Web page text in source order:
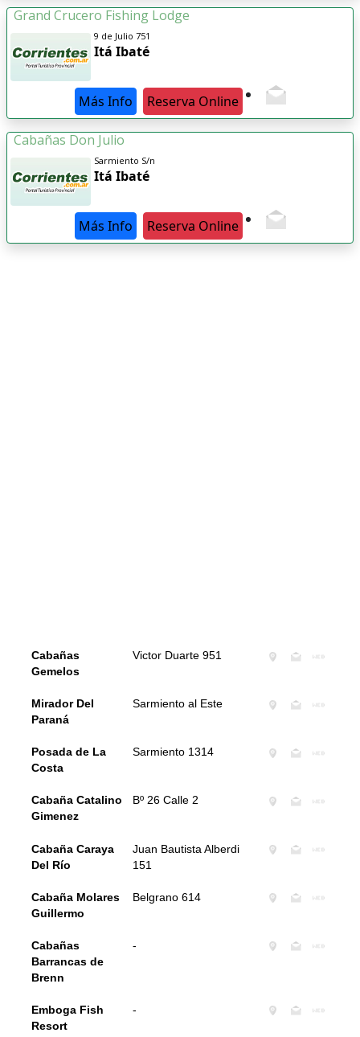
Grand Crucero Fishing Lodge
9 de Julio 751
Itá Ibaté
Más Info Reserva Online
Cabañas Don Julio
Sarmiento S/n
Itá Ibaté
Más Info Reserva Online
Cabañas
Gemelos
Victor Duarte 951
Mirador Del
Paraná
Sarmiento al Este
Posada de La
Costa
Sarmiento 1314
Cabaña Catalino
Gimenez
Bº 26 Calle 2
Cabaña Caraya
Del Río
Juan Bautista Alberdi
151
Cabaña Molares
Guillermo
Belgrano 614
Cabañas
Barrancas de
Brenn
-
Emboga Fish
Resort
-